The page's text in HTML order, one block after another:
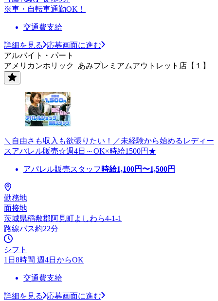
※車・自転車通勤OK！
交通費支給
詳細を見る
応募画面に進む
アルバイト・パート
アメリカンホリック_あみプレミアムアウトレット店【１】
＼自由さも収入も欲張りたい！／未経験から始めるレディー
スアパレル販売☆週4日～OK×時給1500円★
アパレル販売スタッフ 時給1,100円〜1,500円
勤務地
面接地
茨城県稲敷郡阿見町よしわら4-1-1
路線バス約22分
シフト
1日8時間 週4日からOK
交通費支給
詳細を見る
応募画面に進む